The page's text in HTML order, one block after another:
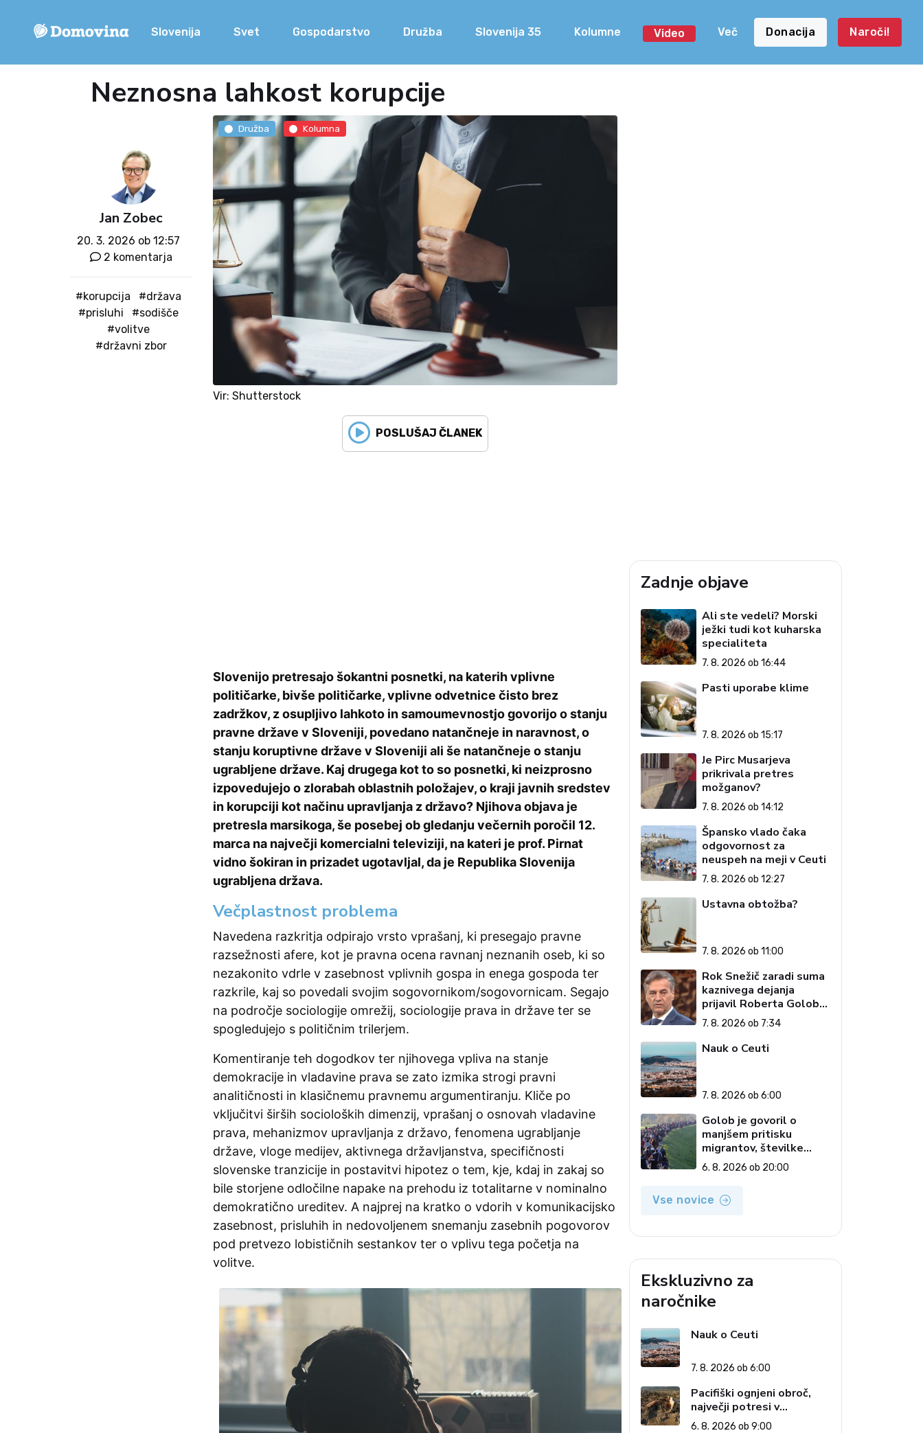
Slovenija Svet Gospodarstvo Družba Slovenija 35 Kolumne Video Več Donacija Naroči!
Neznosna lahkost korupcije
Jan Zobec
20. 3. 2026 ob 12:57
2 komentarja
#korupcija
#država
#prisluhi
#sodišče
#volitve
#državni zbor
Vir: Shutterstock
Družba Kolumna
POSLUŠAJ ČLANEK
Slovenijo pretresajo šokantni posnetki, na katerih vplivne
političarke, bivše političarke, vplivne odvetnice čisto brez
zadržkov, z osupljivo lahkoto in samoumevnostjo govorijo o stanju
pravne države v Sloveniji, povedano natančneje in naravnost, o
stanju koruptivne države v Sloveniji ali še natančneje o stanju
ugrabljene države. Kaj drugega kot to so posnetki, ki neizprosno
izpovedujejo o zlorabah oblastnih položajev, o kraji javnih sredstev
in korupciji kot načinu upravljanja z državo? Njihova objava je
pretresla marsikoga, še posebej ob gledanju večernih poročil 12.
marca na največji komercialni televiziji, na kateri je prof. Pirnat
vidno šokiran in prizadet ugotavljal, da je Republika Slovenija
ugrabljena država.
Večplastnost problema
Navedena razkritja odpirajo vrsto vprašanj, ki presegajo pravne
razsežnosti afere, kot je pravna ocena ravnanj neznanih oseb, ki so
nezakonito vdrle v zasebnost vplivnih gospa in enega gospoda ter
razkrile, kaj so povedali svojim sogovornikom/sogovornicam. Segajo
na področje sociologije omrežij, sociologije prava in države ter se
spogledujejo s političnim trilerjem.
Komentiranje teh dogodkov ter njihovega vpliva na stanje
demokracije in vladavine prava se zato izmika strogi pravni
analitičnosti in klasičnemu pravnemu argumentiranju. Kliče po
vključitvi širših socioloških dimenzij, vprašanj o osnovah vladavine
prava, mehanizmov upravljanja z državo, fenomena ugrabljanje
države, vloge medijev, aktivnega državljanstva, specifičnosti
slovenske tranzicije in postavitvi hipotez o tem, kje, kdaj in zakaj so
bile storjene odločilne napake na prehodu iz totalitarne v nominalno
demokratično ureditev. A najprej na kratko o vdorih v komunikacijsko
zasebnost, prisluhih in nedovoljenem snemanju zasebnih pogovorov
pod pretvezo lobističnih sestankov ter o vplivu tega početja na
volitve.
Zadnje objave
Ali ste vedeli? Morski
ježki tudi kot kuharska
specialiteta
7. 8. 2026 ob 16:44
Pasti uporabe klime
7. 8. 2026 ob 15:17
Je Pirc Musarjeva
prikrivala pretres
možganov?
7. 8. 2026 ob 14:12
Špansko vlado čaka
odgovornost za
neuspeh na meji v Ceuti
7. 8. 2026 ob 12:27
Ustavna obtožba?
7. 8. 2026 ob 11:00
Rok Snežič zaradi suma
kaznivega dejanja
prijavil Roberta Goloba
– 'islamofila'
7. 8. 2026 ob 7:34
Nauk o Ceuti
7. 8. 2026 ob 6:00
Golob je govoril o
manjšem pritisku
migrantov, številke
govorijo drugače
6. 8. 2026 ob 20:00
Vse novice
Ekskluzivno za
naročnike
Nauk o Ceuti
7. 8. 2026 ob 6:00
Pacifiški ognjeni obroč,
največji potresi v
zgodovini in cena pozabe
6. 8. 2026 ob 9:00